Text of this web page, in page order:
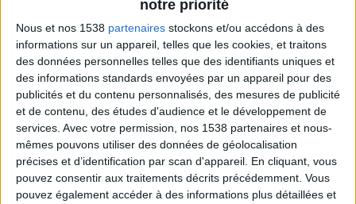
notre priorité
Nous et nos 1538 partenaires stockons et/ou accédons à des
informations sur un appareil, telles que les cookies, et traitons
des données personnelles telles que des identifiants uniques et
des informations standards envoyées par un appareil pour des
publicités et du contenu personnalisés, des mesures de publicité
et de contenu, des études d'audience et le développement de
services. Avec votre permission, nos 1538 partenaires et nous-
mêmes pouvons utiliser des données de géolocalisation
précises et d’identification par scan d'appareil. En cliquant, vous
pouvez consentir aux traitements décrits précédemment. Vous
pouvez également accéder à des informations plus détaillées et
quelle équivalence et combien de grammes
manger par jour ?
9:04 J'ai perdu 1,8 kg mais depuis 1 semaine je
me lève la nuit 2 pour aller aux toilettes, cela me
réveille et mon sommeil et pas au top.
10:49 Je ne peux pas tout manger, qu'est-ce que
l'on fait ?
12:01 Je viens de faire un pain d'épice, combien
je peux en prendre à midi avec mon café (plaisir
de la semaine) ?